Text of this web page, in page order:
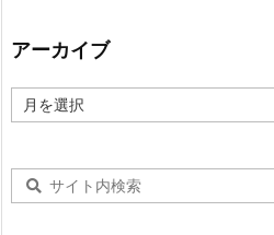
アーカイブ
ー